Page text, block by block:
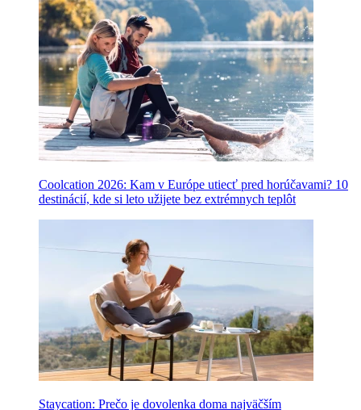
Coolcation 2026: Kam v Európe utiecť pred horúčavami? 10
destinácií, kde si leto užijete bez extrémnych teplôt
Staycation: Prečo je dovolenka doma najväčším